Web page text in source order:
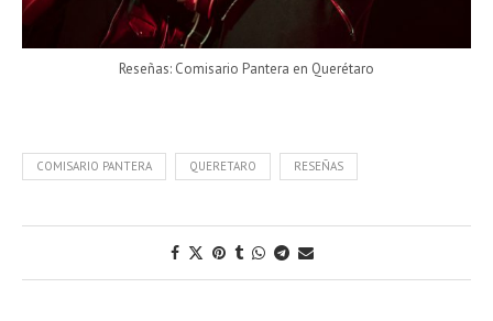
Reseñas: Comisario Pantera en Querétaro
COMISARIO PANTERA QUERETARO RESEÑAS